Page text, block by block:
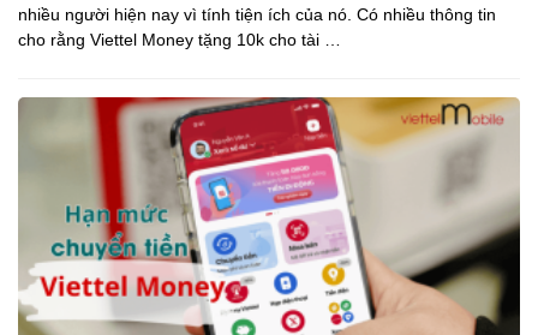
nhiều người hiện nay vì tính tiện ích của nó. Có nhiều thông tin
cho rằng Viettel Money tặng 10k cho tài …